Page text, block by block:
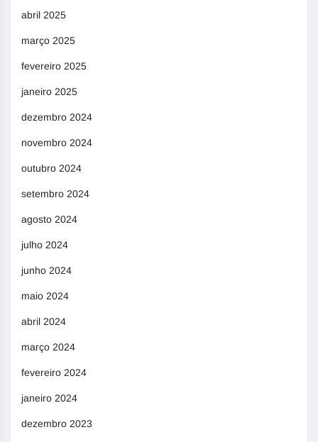
abril 2025
março 2025
fevereiro 2025
janeiro 2025
dezembro 2024
novembro 2024
outubro 2024
setembro 2024
agosto 2024
julho 2024
junho 2024
maio 2024
abril 2024
março 2024
fevereiro 2024
janeiro 2024
dezembro 2023